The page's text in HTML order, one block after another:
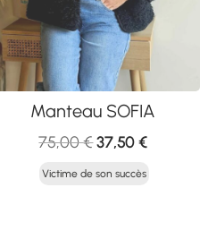
Manteau SOFIA
75,00€Le
37,50€Le
Victime de son succès